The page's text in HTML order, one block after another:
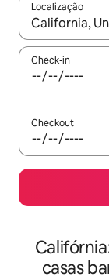
Localização
Quando os
Check-in
Checkout
casas